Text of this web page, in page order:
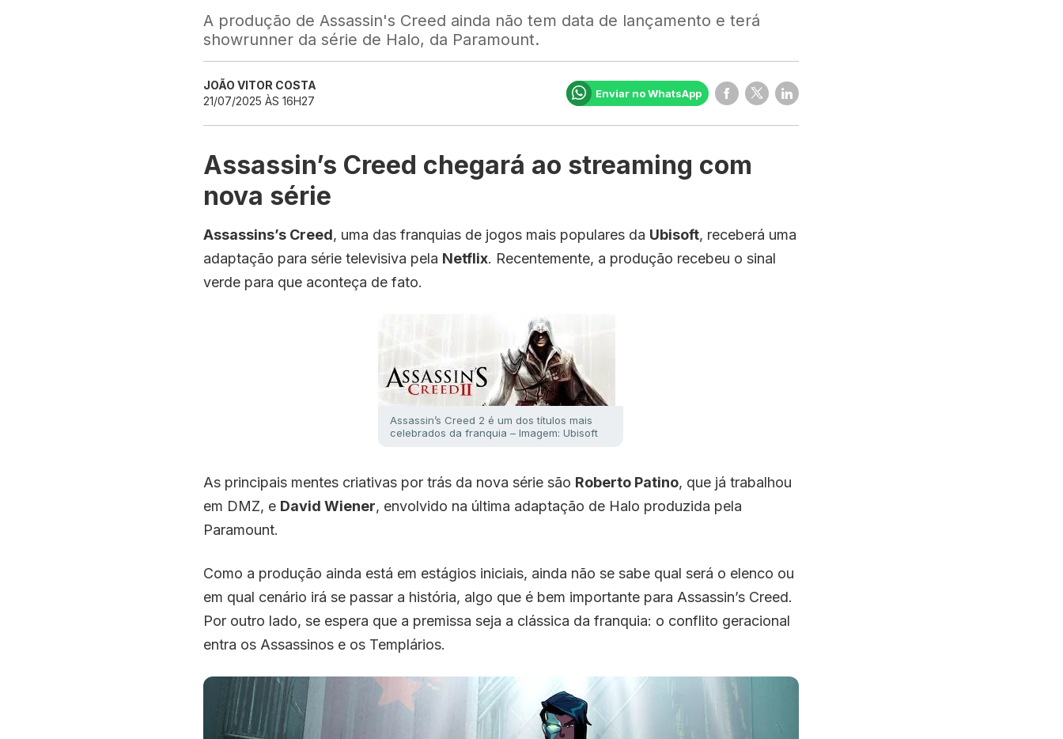
A produção de Assassin's Creed ainda não tem data de lançamento e terá
showrunner da série de Halo, da Paramount.
JOÃO VITOR COSTA
21/07/2025 ÀS 16H27
Enviar no WhatsApp
Assassin’s Creed chegará ao streaming com
nova série
Assassins’s Creed, uma das franquias de jogos mais populares da Ubisoft, receberá uma
adaptação para série televisiva pela Netflix. Recentemente, a produção recebeu o sinal
verde para que aconteça de fato.
Assassin’s Creed 2 é um dos títulos mais
celebrados da franquia – Imagem: Ubisoft
As principais mentes criativas por trás da nova série são Roberto Patino, que já trabalhou
em DMZ, e David Wiener, envolvido na última adaptação de Halo produzida pela
Paramount.
Como a produção ainda está em estágios iniciais, ainda não se sabe qual será o elenco ou
em qual cenário irá se passar a história, algo que é bem importante para Assassin’s Creed.
Por outro lado, se espera que a premissa seja a clássica da franquia: o conflito geracional
entra os Assassinos e os Templários.